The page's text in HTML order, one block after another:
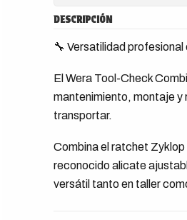
DESCRIPCIÓN
🔧 Versatilidad
El Wera Tool-Check
mantenimiento, montaje y
transportar.
Combina el ratchet
reconocido alicate
versátil tanto en taller